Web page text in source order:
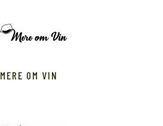
MERE OM VIN